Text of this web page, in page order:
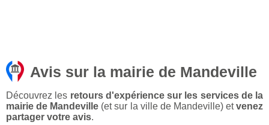
Avis sur la mairie de Mandeville
Découvrez les retours d'expérience sur les services de la
mairie de Mandeville (et sur la ville de Mandeville) etvenez
partager votre avis.